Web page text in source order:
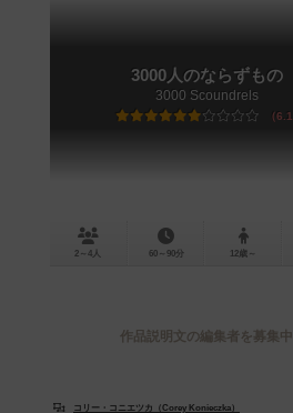
3000人のならずもの
3000 Scoundrels
6.1
2～4人 60～90分 12歳～
作品説明文の編集者を募集中
コリー・コニエツカ（Corey Konieczka）